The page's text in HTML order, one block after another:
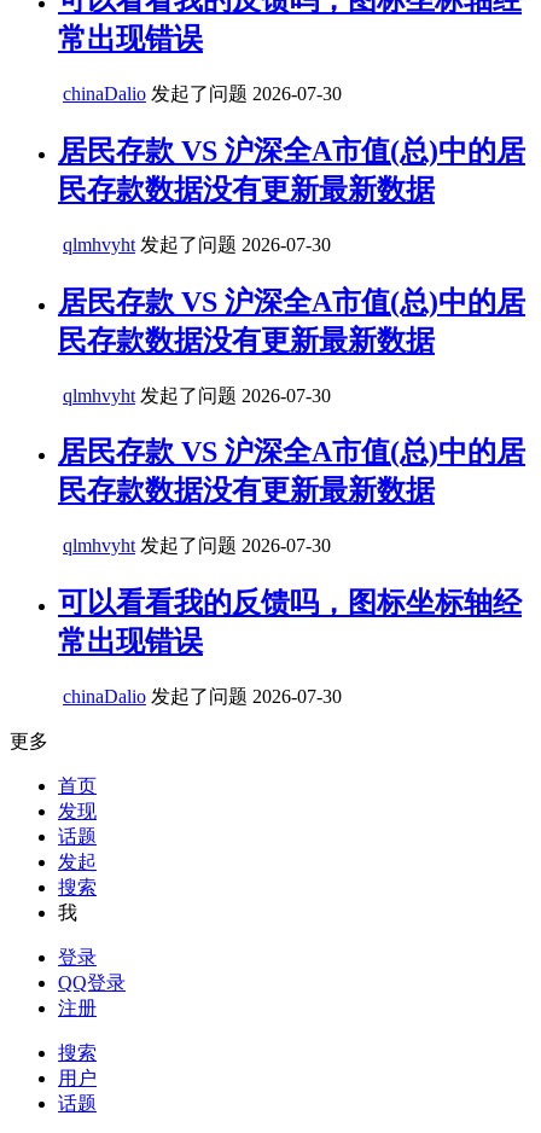
常出现错误
chinaDalio 发起了问题 2026-07-30
居民存款 VS 沪深全A市值(总)中的居
民存款数据没有更新最新数据
qlmhvyht 发起了问题 2026-07-30
居民存款 VS 沪深全A市值(总)中的居
民存款数据没有更新最新数据
qlmhvyht 发起了问题 2026-07-30
居民存款 VS 沪深全A市值(总)中的居
民存款数据没有更新最新数据
qlmhvyht 发起了问题 2026-07-30
可以看看我的反馈吗，图标坐标轴经
常出现错误
chinaDalio 发起了问题 2026-07-30
更多
首页
发现
话题
发起
搜索
我
登录
QQ登录
注册
搜索
用户
话题